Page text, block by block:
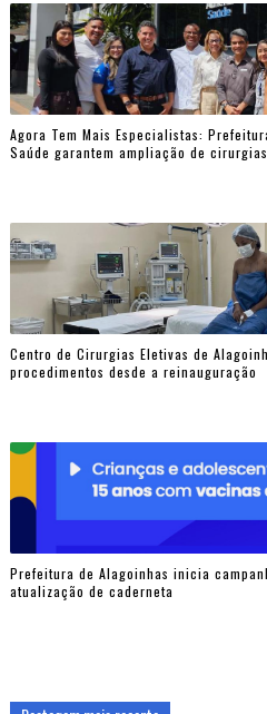
Agora Tem Mais Especialistas:
Saúde garantem ampliação de
Centro de Cirurgias Eletivas de
procedimentos desde a reinauguração
Prefeitura de Alagoinhas inicia
atualização de caderneta